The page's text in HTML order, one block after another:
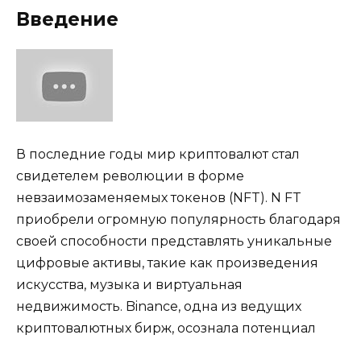
Введение
В последние годы мир криптовалют стал
свидетелем революции в форме
невзаимозаменяемых токенов (NFT). N FT
приобрели огромную популярность благодаря
своей способности представлять уникальные
цифровые активы, такие как произведения
искусства, музыка и виртуальная
недвижимость. Binance, одна из ведущих
криптовалютных бирж, осознала потенциал